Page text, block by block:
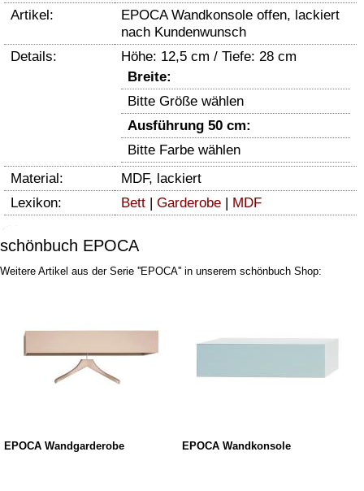
Artikel:
EPOCA Wandkonsole offen, lackiert
nach Kundenwunsch
Details:
Höhe: 12,5 cm / Tiefe: 28 cm
Breite:
Bitte Größe wählen
Ausführung 50 cm:
Bitte Farbe wählen
Material:
MDF, lackiert
Lexikon:
Bett | Garderobe | MDF
schönbuch EPOCA
Weitere Artikel aus der Serie ''EPOCA'' in unserem schönbuch Shop:
EPOCA Wandgarderobe EPOCA Wandkonsole